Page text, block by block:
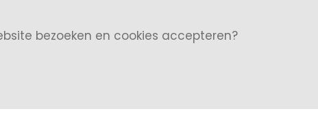
bezoeken en cookies accepteren?